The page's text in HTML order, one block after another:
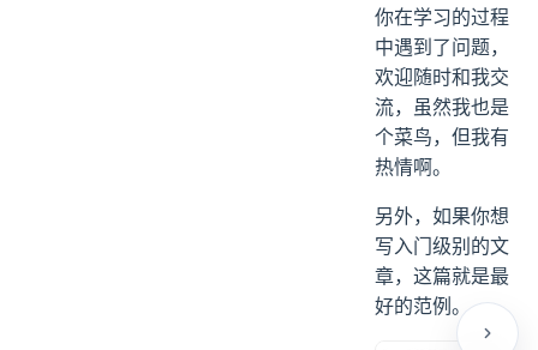
你在学习的过程
中遇到了问题，
欢迎随时和我交
流，虽然我也是
个菜鸟，但我有
热情啊。
另外，如果你想
写入门级别的文
章，这篇就是最
好的范例。